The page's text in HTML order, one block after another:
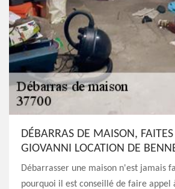
DÉBARRAS DE MAISON,
GIOVANNI LOCATION DE
Débarrasser une maison n'est jamais
pourquoi il est conseillé de faire appel